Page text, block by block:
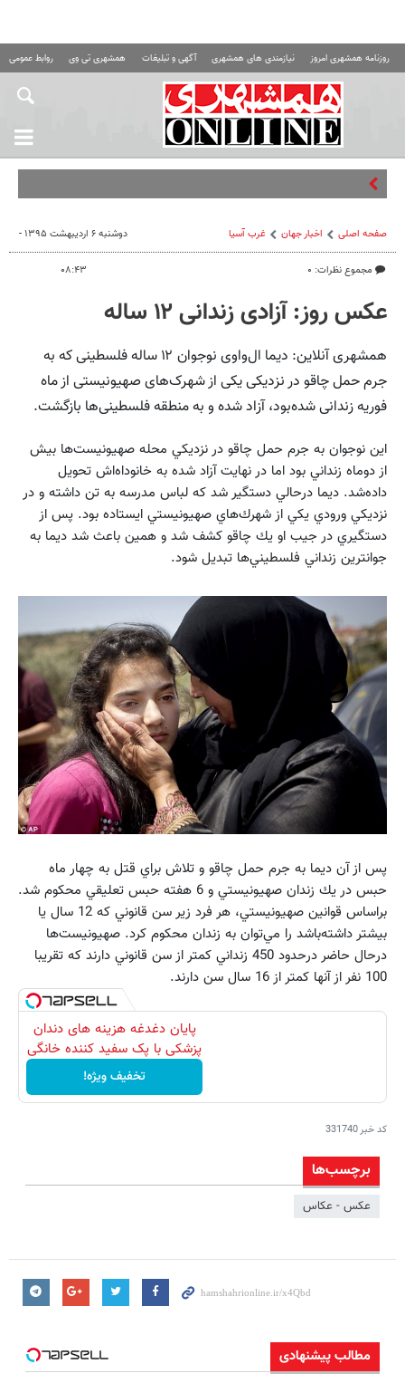
روزنامه همشهری امروز نیازمندی های همشهری آگهی و تبلیغات همشهری تی وی روابط عمومی
صفحه اصلی اخبار جهان غرب آسیا
مجموع نظرات: ۰
دوشنبه ۶ اردیبهشت ۱۳۹۵ -
۰۸:۴۳
عکس روز: آزادی زندانی ۱۲ ساله
همشهری آنلاین: دیما ال‌واوی نوجوان ۱۲ ساله فلسطینی که به
جرم حمل چاقو در نزدیکی یکی از شهرک‌های صهیونیستی از ماه
فوریه زندانی شده‌بود، آزاد شده و به منطقه فلسطینی‌ها بازگشت.
اين نوجوان به جرم حمل چاقو در نزديكي محله صهيونيست‌ها بيش
از دوماه زنداني بود اما در نهايت آزاد شده به خانوداه‌اش تحويل
داده‌شد. ديما درحالي دستگير شد كه لباس مدرسه به تن داشته و در
نزديكي ورودي يكي از شهرك‌هاي صهيونيستي ايستاده بود. پس از
دستگيري در جيب او يك چاقو كشف شد و همين باعث شد ديما به
جوانترين زنداني فلسطيني‌ها تبديل شود.
پس از آن ديما به جرم حمل چاقو و تلاش براي قتل به چهار ماه
حبس در يك زندان صهيونيستي و 6 هفته حبس تعليقي محكوم شد.
براساس قوانين صهيونيستي، هر فرد زير سن قانوني كه 12 سال يا
بيشتر داشته‌باشد را مي‌توان به زندان محكوم كرد. صهيونيست‌ها
درحال حاضر درحدود 450 زنداني كمتر از سن قانوني دارند كه تقريبا
100 نفر از آنها كمتر از 16 سال سن دارند.
پایان دغدغه هزینه های دندان
پزشکی با پک سفید کننده خانگی
تخفیف ویژه!
کد خبر331740
برچسب‌ها
عکس - عکاس
مطالب پیشنهادی